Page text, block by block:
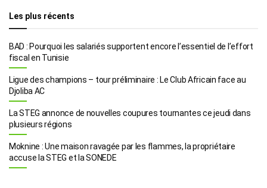
Les plus récents
BAD : Pourquoi les salariés supportent encore l’essentiel de l’effort
fiscal en Tunisie
Ligue des champions – tour préliminaire : Le Club Africain face au
Djoliba AC
La STEG annonce de nouvelles coupures tournantes ce jeudi dans
plusieurs régions
Moknine : Une maison ravagée par les flammes, la propriétaire
accuse la STEG et la SONEDE